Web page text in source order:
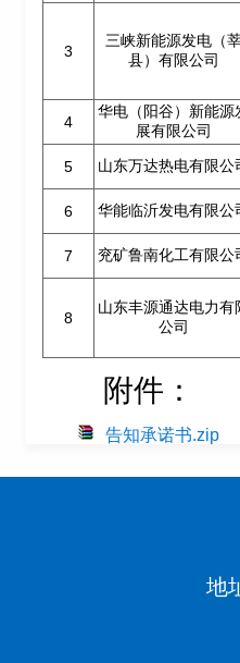
3
三峡新能源发电（
县）有限公司
4
华电（阳谷）新能源
展有限公司
5 山东万达热电有限公
6 华能临沂发电有限公
7 兖矿鲁南化工有限公
8
山东丰源通达电力有
公司
附件：
告知承诺书.zip
地